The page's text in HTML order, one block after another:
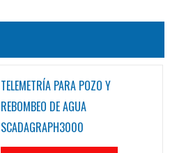
TELEMETRÍA PARA POZO Y
REBOMBEO DE AGUA
SCADAGRAPH3000